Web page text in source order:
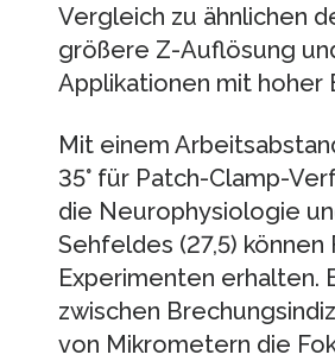
Vergleich zu ähnlichen
größere Z-Auflösung
Applikationen mit hoher
Mit einem
35° für Patch-Clamp-
die Neurophysiologie
Sehfeldes (27,5)
Experimenten erhalten.
zwischen
von Mikrometern die